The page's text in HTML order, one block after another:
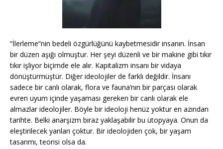
“İlerleme”nin bedeli özgürlüğünü kaybetmesidir insanın. İnsan
bir düzen aşığı olmuştur. Her şeyi düzenli ve bir makine gibi tıkır
tıkır işliyor biçimde ele alır. Kapitalizm insanı bir vidaya
dönüştürmüştür. Diğer ideolojiler de farklı değildir. İnsanı
sadece bir canlı olarak, flora ve fauna’nın bir parçası olarak
evren uyum içinde yaşaması gereken bir canlı olarak ele
almazlar ideolojiler. Böyle bir ideoloji henüz yoktur en azından
tarihte. Belki anarşizm biraz yaklaşabilir bu ütopyaya. Onun da
eleştirilecek yanları çoktur. Bir ideolojiden çok, bir yaşam
tasarımı, teorisi olsa da.